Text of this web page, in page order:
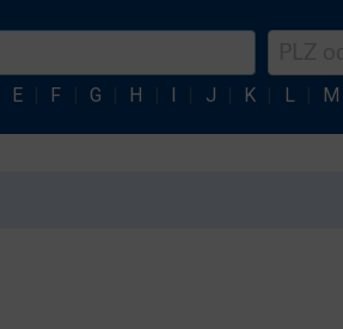
E F G H I J K L M